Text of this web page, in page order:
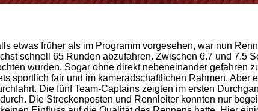
etwas früher als im Programm vorgesehen, war nun
schnell 65 Runden abzufahren. Zwischen 6.7 und 7.5
wurden. Sogar ohne direkt nebeneinander gefahren
sportlich fair und im kameradschaftlichen Rahmen. Aber
Die fünf Team-Captains zeigten im ersten
Die Streckenposten und Rennleiter konnten nur